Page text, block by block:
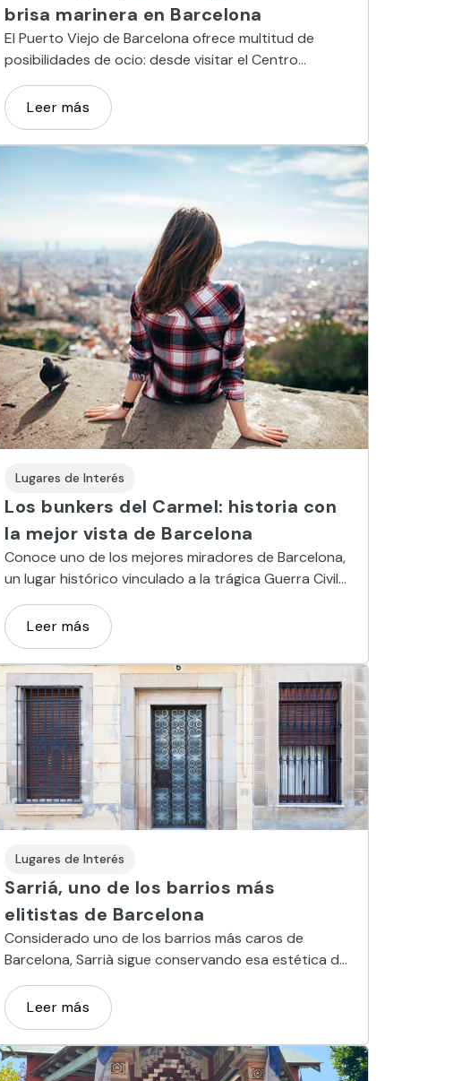
brisa marinera en Barcelona
El Puerto Viejo de Barcelona ofrece multitud de
posibilidades de ocio: desde visitar el Centro
Comercial Maremàgnum y el Aquàrium, hasta un
paseo en “golondrina”.
Leer más
Lugares de Interés
Los bunkers del Carmel: historia con
la mejor vista de Barcelona
Conoce uno de los mejores miradores de Barcelona,
un lugar histórico vinculado a la trágica Guerra Civil
española.
Leer más
Lugares de Interés
Sarriá, uno de los barrios más
elitistas de Barcelona
Considerado uno de los barrios más caros de
Barcelona, Sarrià sigue conservando esa estética de
pueblo que enamoró a quienes construyeron allí sus
primeras villas de veraneo
Leer más